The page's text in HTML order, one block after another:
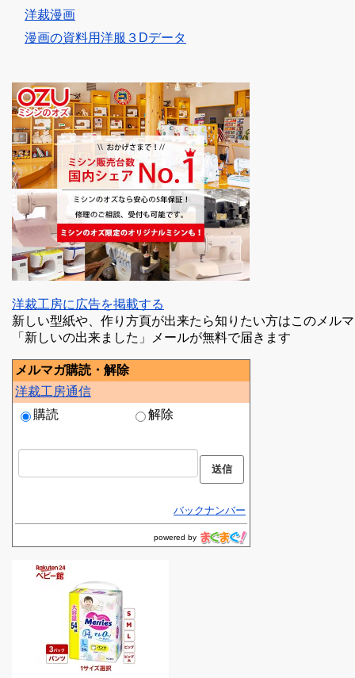
洋裁漫画
漫画の資料用洋服３Dデータ
洋裁工房に広告を掲載する
新しい型紙や、作り方頁が出来たら知りたい方はこのメル
「新しいの出来ました」メールが無料で届きます
メルマガ購読・解除
洋裁工房通信
購読
解除
バックナンバー
powered by